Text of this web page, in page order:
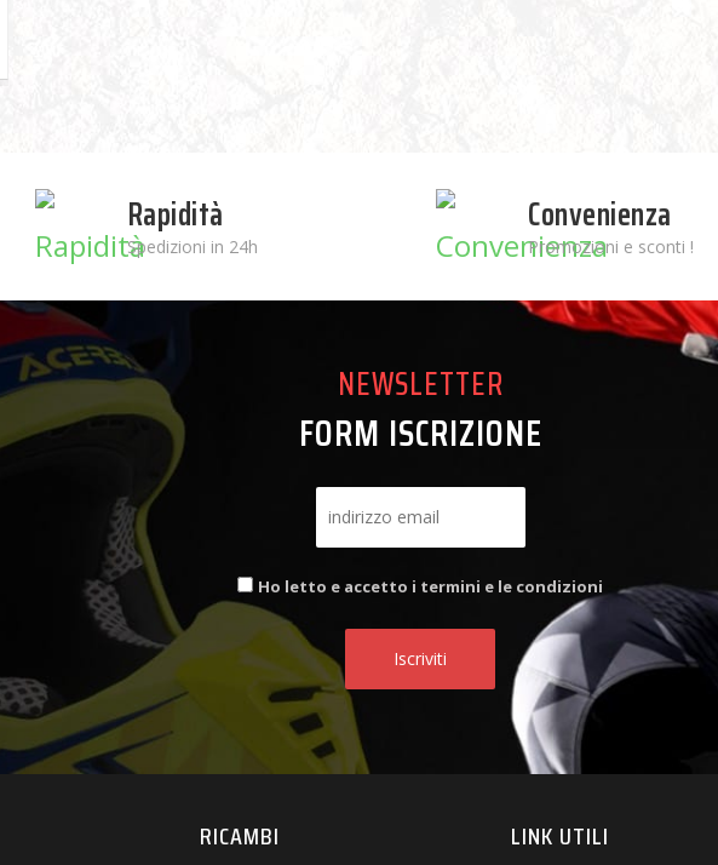
Rapidità
Spedizioni in 24h
Convenienza
Promozioni e sconti !
NEWSLETTER
FORM ISCRIZIONE
Ho letto e accetto i termini e le condizioni
RICAMBI LINK UTILI